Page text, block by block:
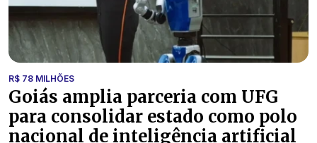
R$ 78 MILHÕES
Goiás amplia parceria com UFG
para consolidar estado como polo
nacional de inteligência artificial